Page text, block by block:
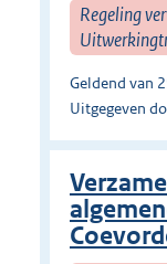
Regeling
Geldend van
Uitgegeven